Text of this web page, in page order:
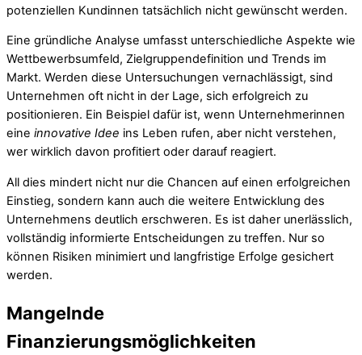
potenziellen Kundinnen tatsächlich nicht gewünscht werden.
Eine gründliche Analyse umfasst unterschiedliche Aspekte wie
Wettbewerbsumfeld, Zielgruppendefinition und Trends im
Markt. Werden diese Untersuchungen vernachlässigt, sind
Unternehmen oft nicht in der Lage, sich erfolgreich zu
positionieren. Ein Beispiel dafür ist, wenn Unternehmerinnen
eine innovative Idee ins Leben rufen, aber nicht verstehen,
wer wirklich davon profitiert oder darauf reagiert.
All dies mindert nicht nur die Chancen auf einen erfolgreichen
Einstieg, sondern kann auch die weitere Entwicklung des
Unternehmens deutlich erschweren. Es ist daher unerlässlich,
vollständig informierte Entscheidungen zu treffen. Nur so
können Risiken minimiert und langfristige Erfolge gesichert
werden.
Mangelnde
Finanzierungsmöglichkeiten